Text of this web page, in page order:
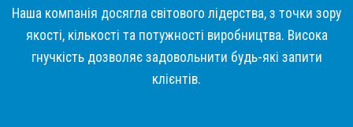
Наша компанія досягла світового лідерства, з точки зору
якості, кількості та потужності виробництва. Висока
гнучкість дозволяє задовольнити будь-які запити
клієнтів.